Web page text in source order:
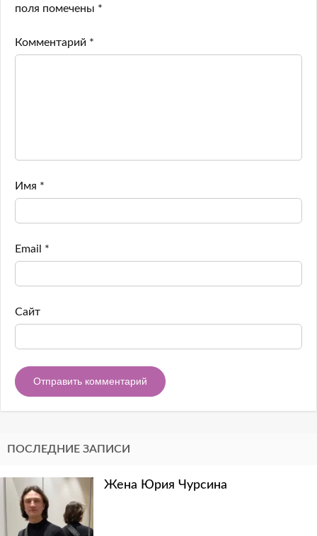
поля помечены *
Комментарий *
Имя *
Email *
Сайт
ПОСЛЕДНИЕ ЗАПИСИ
Жена Юрия Чурсина